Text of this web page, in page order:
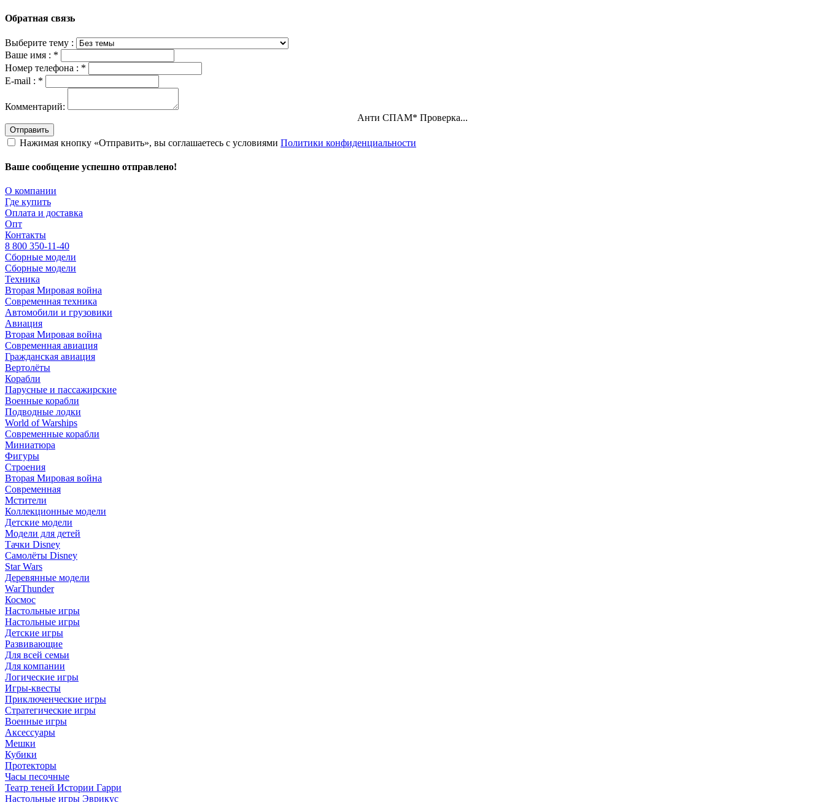
Обратная связь
Выберите тему :
Ваше имя : *
Номер телефона : *
E-mail : *
Комментарий:
Анти СПАМ* Проверка...
Отправить
Нажимая кнопку «Отправить», вы соглашаетесь с условиями Политики конфиденциальности
Ваше сообщение успешно отправлено!
О компании
Где купить
Оплата и доставка
Опт
Контакты
8 800 350-11-40
Сборные модели
Сборные модели
Техника
Вторая Мировая война
Современная техника
Автомобили и грузовики
Авиация
Вторая Мировая война
Современная авиация
Гражданская авиация
Вертолёты
Корабли
Парусные и пассажирские
Военные корабли
Подводные лодки
World of Warships
Современные корабли
Миниатюра
Фигуры
Строения
Вторая Мировая война
Современная
Мстители
Коллекционные модели
Детские модели
Модели для детей
Тачки Disney
Самолёты Disney
Star Wars
Деревянные модели
WarThunder
Космос
Настольные игры
Настольные игры
Детские игры
Развивающие
Для всей семьи
Для компании
Логические игры
Игры-квесты
Приключенческие игры
Стратегические игры
Военные игры
Аксессуары
Мешки
Кубики
Протекторы
Часы песочные
Театр теней Истории Гарри
Настольные игры Эврикус